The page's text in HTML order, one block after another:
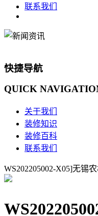
联系我们
快捷导航
QUICK
关于我们
装修知识
装修百科
联系我们
WS202205002-X05]无锡